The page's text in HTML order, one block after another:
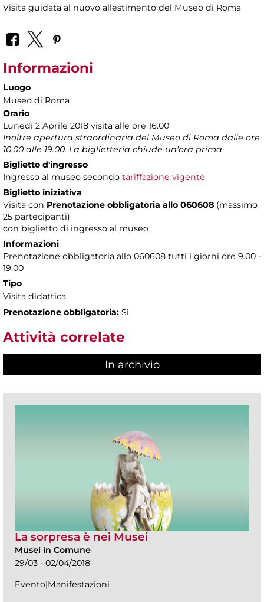
Visita guidata al nuovo allestimento del Museo di Roma
Informazioni
Luogo
Museo di Roma
Orario
Lunedì 2 Aprile 2018 visita alle ore 16.00
Inoltre apertura straordinaria del Museo di Roma dalle ore
10.00 alle 19.00. La biglietteria chiude un'ora prima
Biglietto d'ingresso
Ingresso al museo secondo tariffazione vigente
Biglietto iniziativa
Visita con Prenotazione obbligatoria allo 060608 (massimo
25 partecipanti)
con biglietto di ingresso al museo
Informazioni
Prenotazione obbligatoria allo 060608 tutti i giorni ore 9.00 -
19.00
Tipo
Visita didattica
Prenotazione obbligatoria: Sì
Attività correlate
In archivio
La sorpresa è nei Musei
Musei in Comune
29/03 - 02/04/2018
Evento|Manifestazioni